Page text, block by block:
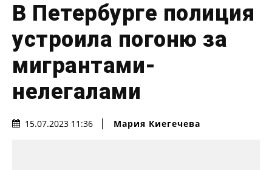
В Петербурге полиция
устроила погоню за
мигрантами-
нелегалами
15.07.2023 11:36 Мария Киегечева